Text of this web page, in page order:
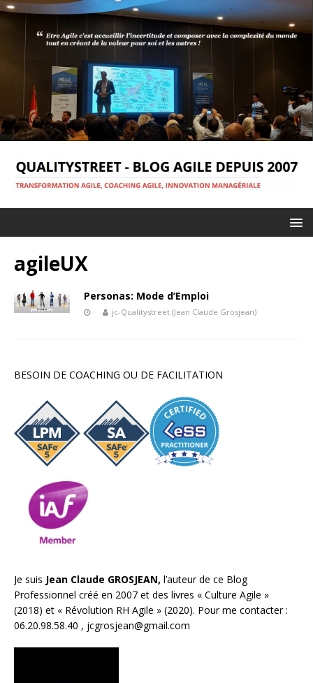
agileUX
Personas: Mode d’Emploi
jc-Qualitystreet (Jean Claude Grosjean)
BESOIN DE COACHING OU DE FACILITATION
Je suis Jean Claude GROSJEAN, l’auteur de ce Blog
Professionnel créé en 2007 et des livres « Culture Agile »
(2018) et « Révolution RH Agile » (2020). Pour me contacter :
06.20.98.58.40 , jcgrosjean@gmail.com